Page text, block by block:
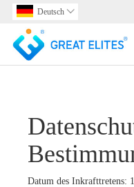
Deutsch 
Datum des Inkrafttretens: